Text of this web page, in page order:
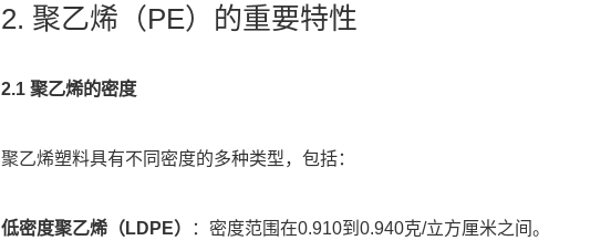
2. 聚乙烯（PE）的重要特性
2.1 聚乙烯的密度
聚乙烯塑料具有不同密度的多种类型，包括：
低密度聚乙烯（LDPE）
：密度范围在0.910到0.940克/立方厘米之间。